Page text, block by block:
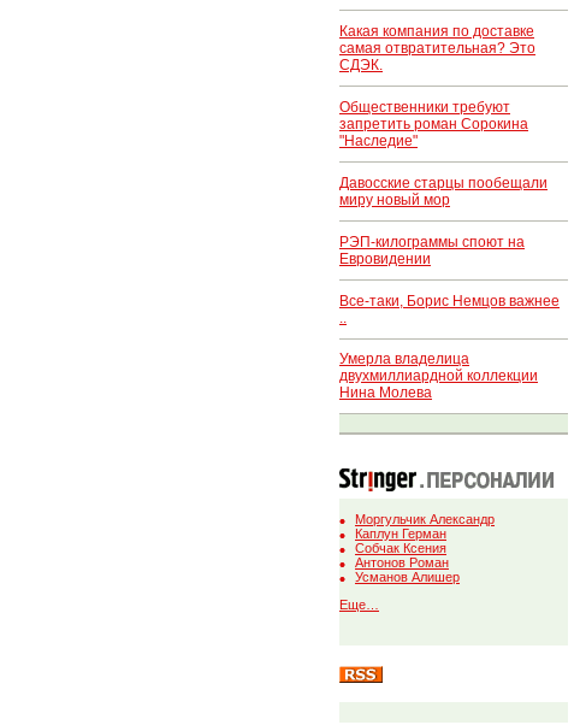
Какая компания по доставке
самая отвратительная? Это
СДЭК.
Общественники требуют
запретить роман Сорокина
"Наследие"
Давосские старцы пообещали
миру новый мор
РЭП-килограммы споют на
Евровидении
Все-таки, Борис Немцов важнее
Умерла владелица
двухмиллиардной коллекции
Нина Молева
Моргульчик Александр
Каплун Герман
Собчак Ксения
Антонов Роман
Усманов Алишер
Еще…